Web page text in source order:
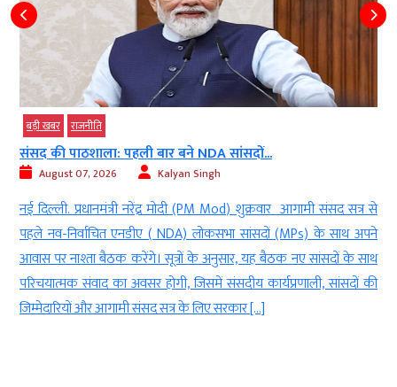
बड़ी खबर राजनीति
संसद की पाठशाला: पहली बार बने NDA सांसदों...
August 07, 2026 Kalyan Singh
नई दिल्ली. प्रधानमंत्री नरेंद्र मोदी (PM Mod) शुक्रवार आगामी संसद सत्र से
पहले नव-निर्वाचित एनडीए ( NDA) लोकसभा सांसदों (MPs) के साथ अपने
आवास पर नाश्ता बैठक करेंगे। सूत्रों के अनुसार, यह बैठक नए सांसदों के साथ
परिचयात्मक संवाद का अवसर होगी, जिसमें संसदीय कार्यप्रणाली, सांसदों की
जिम्मेदारियों और आगामी संसद सत्र के लिए सरकार […]